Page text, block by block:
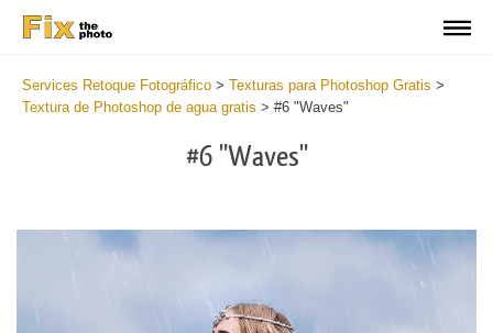
Services Retoque Fotográfico > Texturas para Photoshop Gratis >
Textura de Photoshop de agua gratis > #6 "Waves"
#6 "Waves"